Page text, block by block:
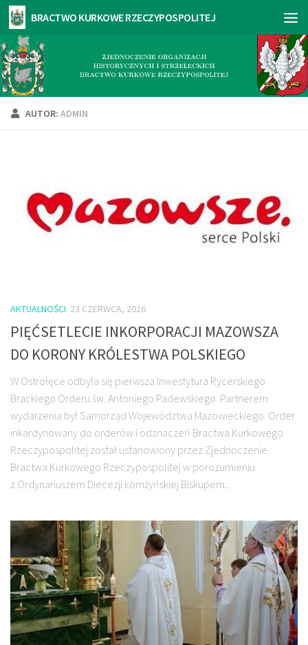
AUTOR: ADMIN
AKTUALNOŚCI 23 CZERWCA, 2026
PIĘĆSETLECIE INKORPORACJI MAZOWSZA
DO KORONY KRÓLESTWA POLSKIEGO
W Ostrołęce odbyła się pierwsza Inwestytura Rycerskiego
Brackiego Orderu św. Antoniego Padewskiego. Partnerem
wydarzenia był Samorząd Województwa Mazowieckiego. Order
inkardynowany do orderów i odznaczeń Bractwa Kurkowego
Rzeczypospolitej został ustanowiony przez Zjednoczenie
Bractwa Kurkowego Rzeczypospolitej w porozumieniu
z Ordynariuszem Diecezji Łomżyńskiej Biskupem...